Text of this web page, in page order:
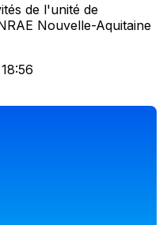
de l'unité de
Nouvelle-Aquitaine